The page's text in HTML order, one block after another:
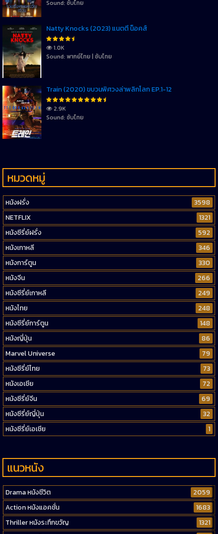
Sound: ซับไทย
Natty Knocks (2023) แนตตี้ น็อคส์
1.0K
Sound: พากย์ไทย | ซับไทย
Train (2020) ขบวนพิศวงล่าพลิกโลก EP.1-12
2.9K
Sound: ซับไทย
หมวดหมู่
หนังฝรั่ง
3598
NETFLIX
1321
หนังซีรี่ย์ฝรั่ง
592
หนังเกาหลี
346
หนังการ์ตูน
330
หนังจีน
266
หนังซีรี่ย์เกาหลี
249
หนังไทย
248
หนังซีรี่ย์การ์ตูน
148
หนังญี่ปุ่น
86
Marvel Universe
79
หนังซีรี่ย์ไทย
73
หนังเอเชีย
72
หนังซีรี่ย์จีน
69
หนังซีรี่ย์ญี่ปุ่น
32
หนังซีรี่ย์เอเชีย
1
แนวหนัง
Drama หนังชีวิต
2059
Action หนังแอคชั่น
1683
Thriller หนังระทึกขวัญ
1321